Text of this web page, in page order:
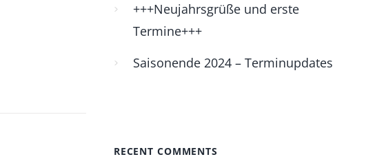
+++Neujahrsgrüße und erste
Termine+++
Saisonende 2024 – Terminupdates
RECENT COMMENTS